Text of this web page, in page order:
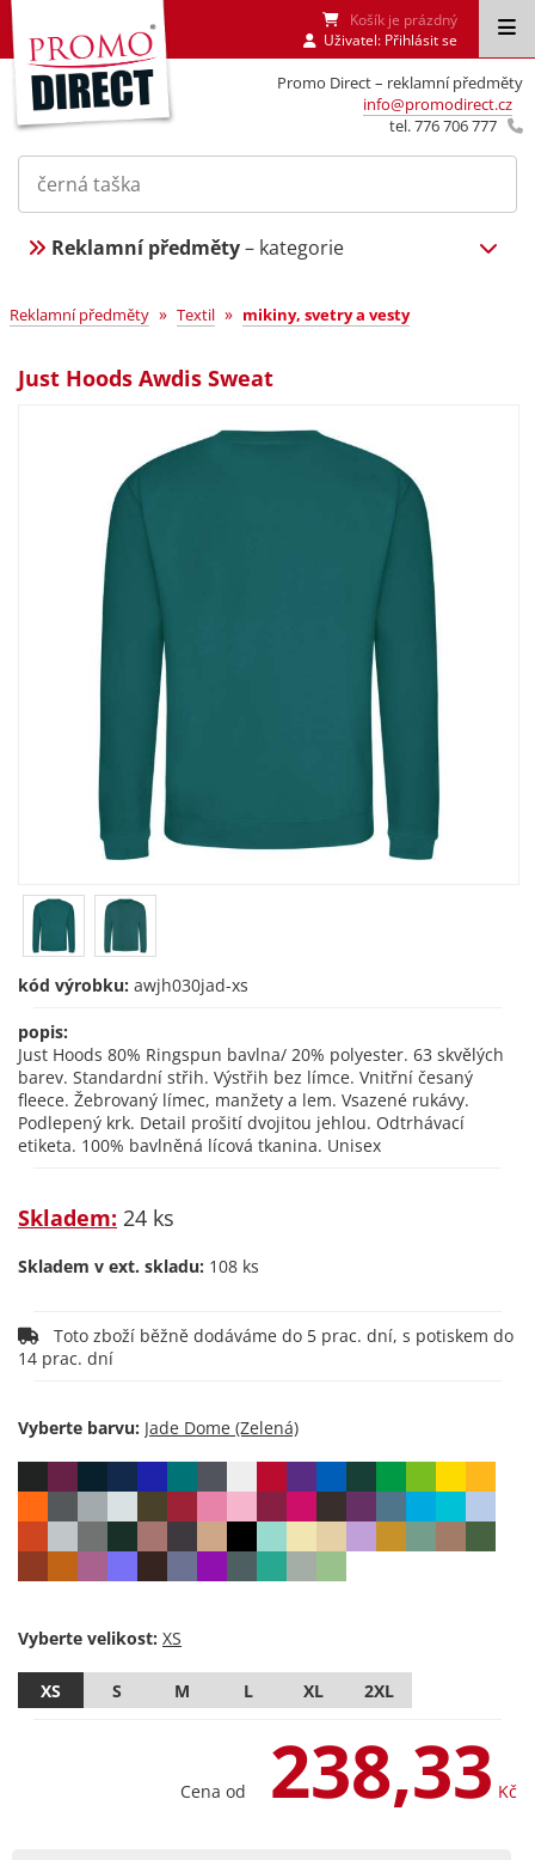
Promo Direct – reklamní předměty
info@promodirect.cz
tel. 776 706 777
Košík je prázdný
Uživatel: Přihlásit se
Reklamní předměty– kategorie
Reklamní předměty » Textil » mikiny, svetry a vesty
Just Hoods Awdis Sweat
kód výrobku: awjh030jad-xs
popis:
Just Hoods 80% Ringspun bavlna/ 20% polyester. 63 skvělých
barev. Standardní střih. Výstřih bez límce. Vnitřní česaný
fleece. Žebrovaný límec, manžety a lem. Vsazené rukávy.
Podlepený krk. Detail prošití dvojitou jehlou. Odtrhávací
etiketa. 100% bavlněná lícová tkanina. Unisex
Skladem: 24 ks
Skladem v ext. skladu: 108 ks
14 prac. dní
Vyberte barvu:
Vyberte velikost:
XS S M L XL 2XL
Cena od 238,33 Kč